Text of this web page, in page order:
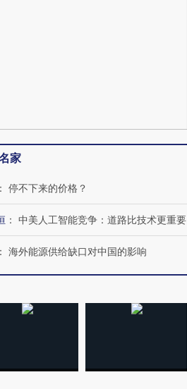
走私7万
体内含3种
度Z世代 用街头抗争将教
四届链博
家
： 停不下来的价格？
： 中美人工智能竞争：道路比技术更重要
： 海外能源供给缺口对中国的影响